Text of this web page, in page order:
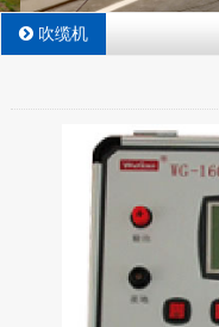
吹缆机